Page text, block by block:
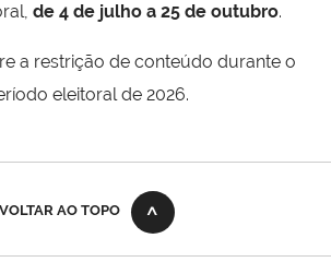
de 4 de julho a 25 de outubro.
a restrição de conteúdo durante o
eleitoral de 2026.
VOLTAR AO TOPO